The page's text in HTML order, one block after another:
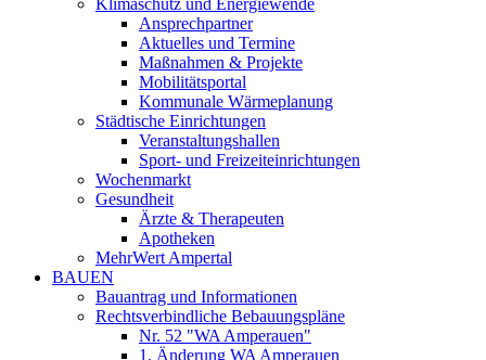
Klimaschutz und Energiewende
Ansprechpartner
Aktuelles und Termine
Maßnahmen & Projekte
Mobilitätsportal
Kommunale Wärmeplanung
Städtische Einrichtungen
Veranstaltungshallen
Sport- und Freizeiteinrichtungen
Wochenmarkt
Gesundheit
Ärzte & Therapeuten
Apotheken
MehrWert Ampertal
BAUEN
Bauantrag und Informationen
Rechtsverbindliche Bebauungspläne
Nr. 52 "WA Amperauen"
1. Änderung WA Amperauen